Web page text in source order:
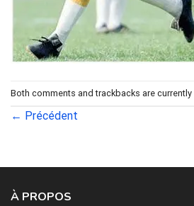
Both comments and trackbacks are currently
← Précédent
À PROPOS